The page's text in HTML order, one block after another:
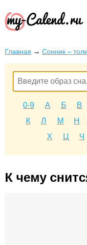
Главная → Сонник –
0-9 А Б В
К
Л М Н
Х
Ц Ч
К чему